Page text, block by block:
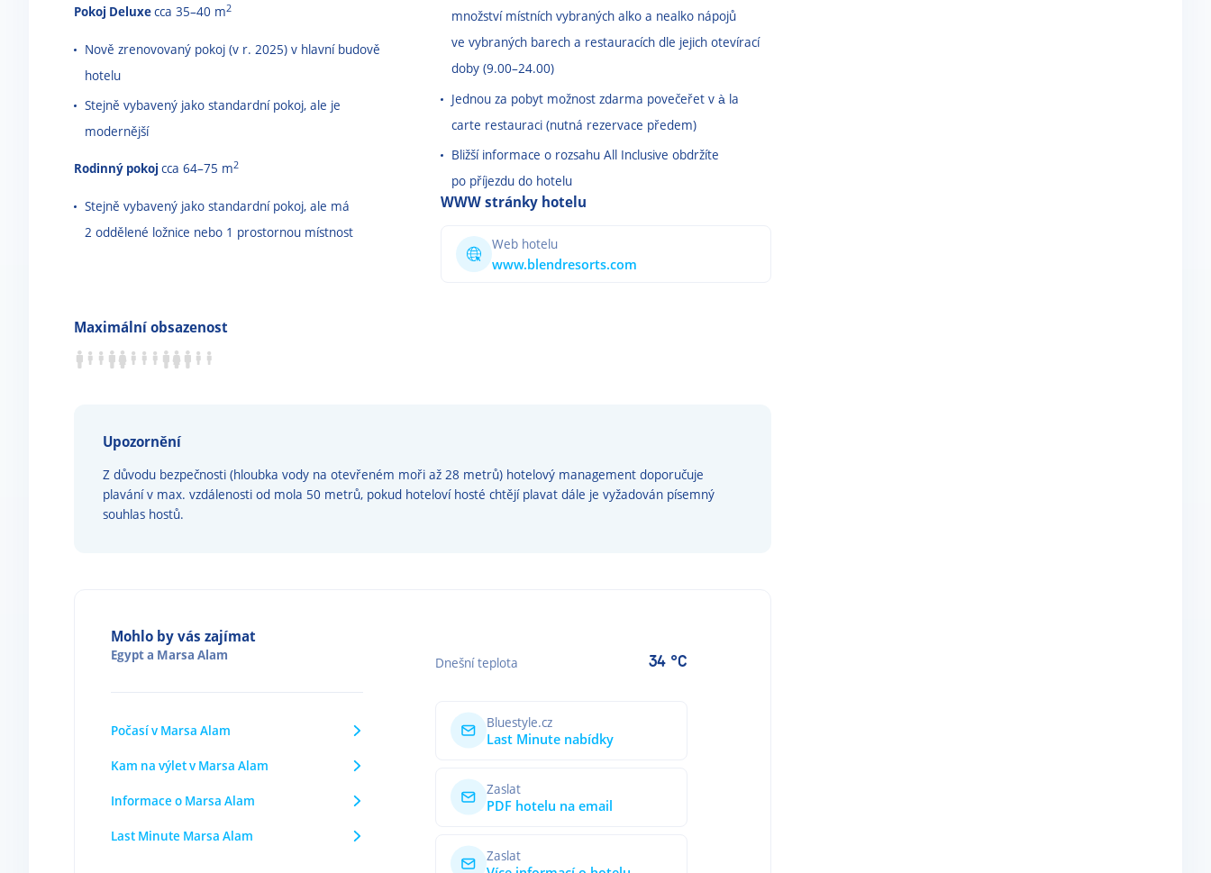
Pokoj Deluxecca 35–40 m2
Nově zrenovovaný pokoj (v r. 2025) v hlavní budově
hotelu
Stejně vybavený jako standardní pokoj, ale je
modernější
Rodinný pokoj cca 64–75 m2
Stejně vybavený jako standardní pokoj, ale má
2 oddělené ložnice nebo 1 prostornou místnost
množství místních vybraných alko a nealko nápojů
ve vybraných barech a restauracích dle jejich otevírací
doby (9.00–24.00)
Jednou za pobyt možnost zdarma povečeřet v à la
carte restauraci (nutná rezervace předem)
Bližší informace o rozsahu All Inclusive obdržíte
po příjezdu do hotelu
WWW stránky hotelu
Web hotelu
www.blendresorts.com
Maximální obsazenost
Upozornění
Z důvodu bezpečnosti (hloubka vody na otevřeném moři až 28 metrů) hotelový management doporučuje
plavání v max. vzdálenosti od mola 50 metrů, pokud hoteloví hosté chtějí plavat dále je vyžadován písemný
souhlas hostů.
Mohlo by vás zajímat
Egypta Marsa Alam
Počasí v Marsa Alam
Kam na výlet v Marsa Alam
Informace o Marsa Alam
Last Minute Marsa Alam
Dnešní teplota 34 °C
Bluestyle.cz
Last Minute nabídky
Zaslat
PDF hotelu na email
Zaslat